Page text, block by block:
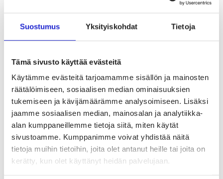
Suostumus Yksityiskohdat Tietoja
Tämä sivusto käyttää evästeitä
Käytämme evästeitä tarjoamamme sisällön ja mainosten
räätälöimiseen, sosiaalisen median ominaisuuksien
tukemiseen ja kävijämäärämme analysoimiseen. Lisäksi
jaamme sosiaalisen median, mainosalan ja analytiikka-
alan kumppaneillemme tietoja siitä, miten käytät
sivustoamme. Kumppanimme voivat yhdistää näitä
tietoja muihin tietoihin, joita olet antanut heille tai joita on
kerätty, kun olet käyttänyt heidän palvelujaan.
Mukana sitoumuksessa
Mikä sitoumus?
Liity mukaan
TKI-toiminta
Hankkeet
Vaikuttaminen
Mahdollisuuksien ala – lue vaikuttamis­viestimme
EU-vaalit 2024: Reilut pelisäännöt turvaavat
elinvoimaisen tekstiili- ja muotialan Suomessa ja
Euroopassa
Tekstiili- ja muotialasta viennin uusi kärki
Suomesta tekstiilialan kiertotalouden &
vastuullisuuden suunnannäyttäjä
Tekstiili- ja muotiala tarvitsee monipuolista
osaamista
Tekstiiliala on tärkeä osa Suomen
huoltovarmuutta
Luodaan kannusteet kuluttajan vihreään